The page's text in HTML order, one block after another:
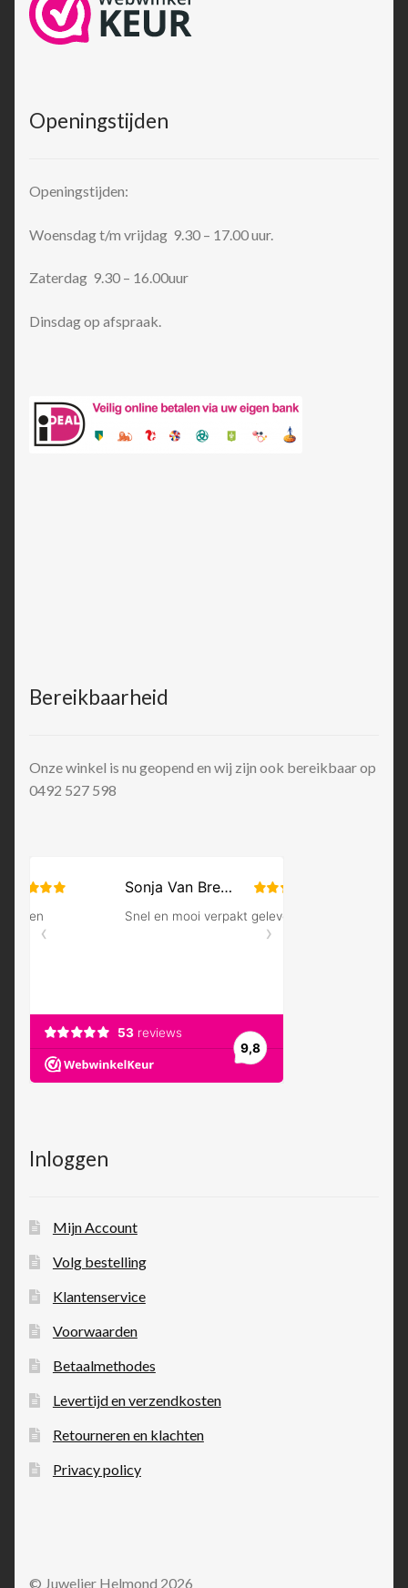
Openingstijden
Openingstijden:
Woensdag t/m vrijdag 9.30 – 17.00 uur.
Zaterdag 9.30 – 16.00uur
Dinsdag op afspraak.
Bereikbaarheid
Onze winkel is nu geopend en wij zijn ook bereikbaar op
0492 527 598
Inloggen
Mijn Account
Volg bestelling
Klantenservice
Voorwaarden
Betaalmethodes
Levertijd en verzendkosten
Retourneren en klachten
Privacy policy
© Juwelier Helmond 2026